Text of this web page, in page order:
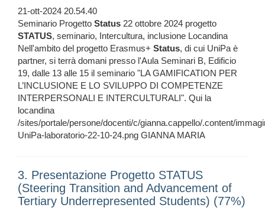
21-ott-2024 20.54.40
Seminario Progetto Status 22 ottobre 2024 progetto
STATUS, seminario, Intercultura, inclusione Locandina
Nell'ambito del progetto Erasmus+ Status, di cui UniPa è
partner, si terrà domani presso l'Aula Seminari B, Edificio
19, dalle 13 alle 15 il seminario "LA GAMIFICATION PER
L’INCLUSIONE E LO SVILUPPO DI COMPETENZE
INTERPERSONALI E INTERCULTURALI". Qui la
locandina
/sites/portale/persone/docenti/c/gianna.cappello/.content/
UniPa-laboratorio-22-10-24.png GIANNA MARIA
3. Presentazione Progetto STATUS
(Steering Transition and Advancement of
Tertiary Underrepresented Students) (77%)